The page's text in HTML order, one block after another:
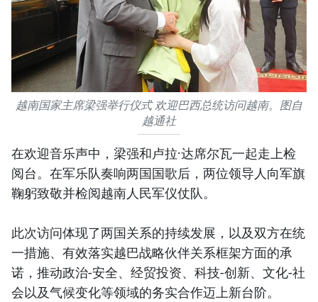
越南国家主席梁强举行仪式 欢迎巴西总统访问越南。图自
越通社
在欢迎音乐声中，梁强和卢拉·达席尔瓦一起走上检
阅台。在军乐队奏响两国国歌后，两位领导人向军旗
鞠躬致敬并检阅越南人民军仪仗队。
此次访问体现了两国关系的持续发展，以及双方在统
一措施、有效落实越巴战略伙伴关系框架方面的承
诺，推动政治-安全、经贸投资、科技-创新、文化-社
会以及气候变化等领域的务实合作迈上新台阶。